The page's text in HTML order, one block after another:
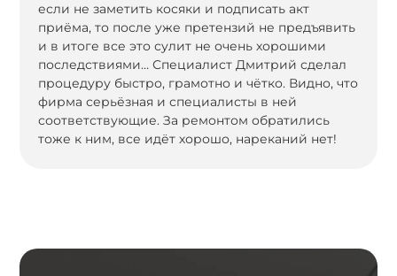
если не заметить косяки и подписать акт
приёма, то после уже претензий не предъявить
и в итоге все это сулит не очень хорошими
последствиями… Специалист Дмитрий сделал
процедуру быстро, грамотно и чётко. Видно, что
фирма серьёзная и специалисты в ней
соответствующие. За ремонтом обратились
тоже к ним, все идёт хорошо, нареканий нет!